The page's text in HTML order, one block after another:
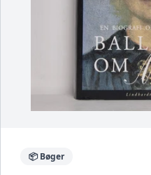
📦 Bøger